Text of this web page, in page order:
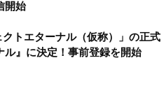
開始
トエターナル（仮称）」の正式
ル』に決定！事前登録を開始